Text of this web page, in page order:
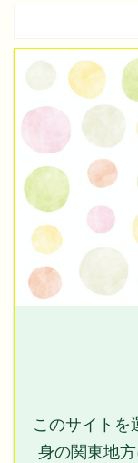
このサイトを
身の関東地